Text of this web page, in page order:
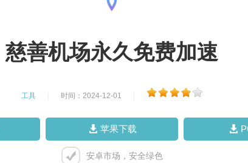
慈善机场永久免费加速
工具 时间：2024-12-01
苹果下载
安卓市场，安全绿色